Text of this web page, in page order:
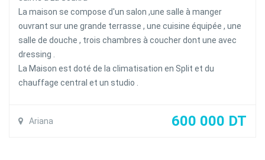
La maison se compose d'un salon ,une salle à manger
ouvrant sur une grande terrasse , une cuisine équipée , une
salle de douche , trois chambres à coucher dont une avec
dressing .
La Maison est doté de la climatisation en Split et du
chauffage central et un studio .
Ariana 600 000 DT